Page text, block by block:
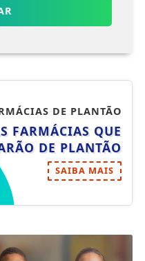
DE PLANTÃO
FARMÁCIAS QUE
DE PLANTÃO
SAIBA MAIS